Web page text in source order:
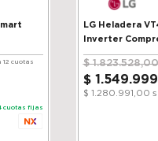
12 cuotas
cuotas fijas
LG Heladera VT40MPY │
Inverter
$ 1.823.528,00
$ 1 .549.999
$ 1.280.991,00